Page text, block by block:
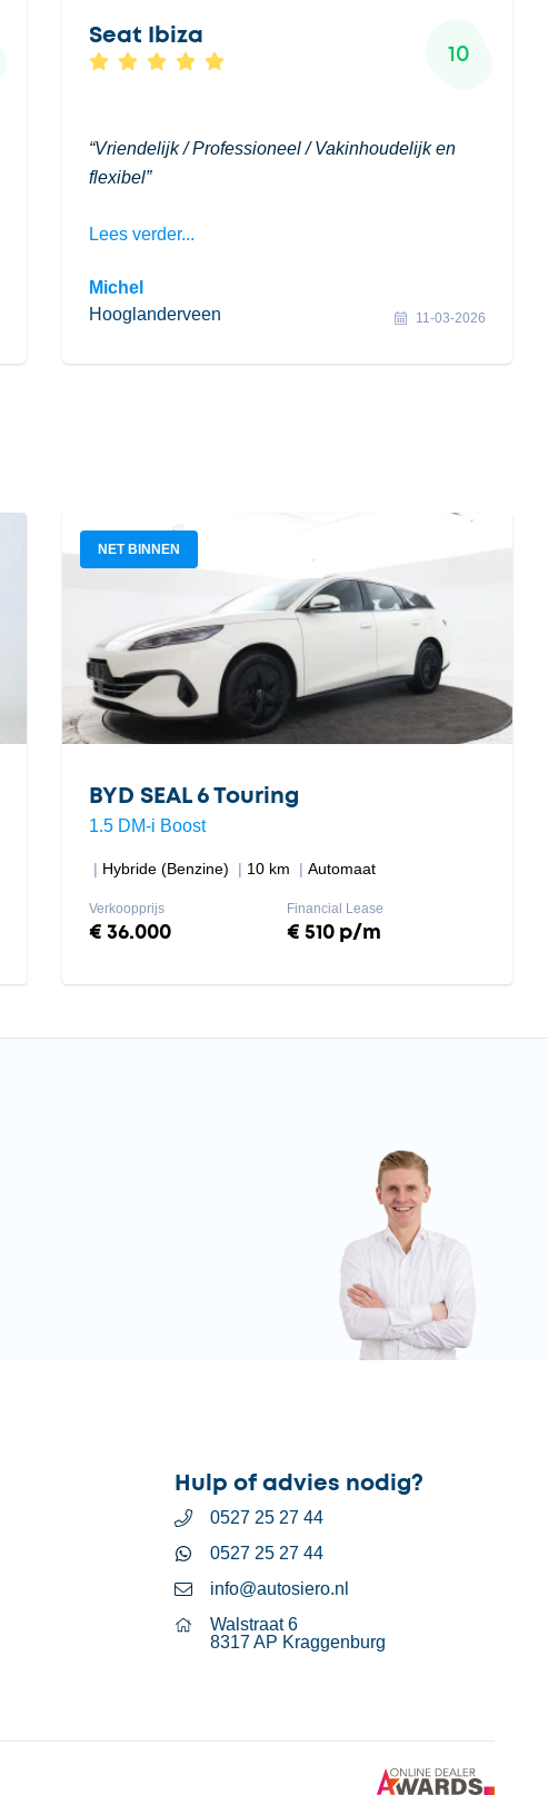
Seat Ibiza
10
Vriendelijk / Professioneel / Vakinhoudelijk en
flexibel
Lees verder...
Michel
Hooglanderveen
11-03-2026
NET BINNEN
BYD SEAL 6 Touring
1.5 DM-i Boost
Hybride (Benzine) 10 km Automaat
Verkoopprijs
€ 36.000
Financial Lease
€ 510 p/m
Hulp of advies nodig?
0527 25 27 44
0527 25 27 44
info@autosiero.nl
Walstraat 6
8317 AP Kraggenburg